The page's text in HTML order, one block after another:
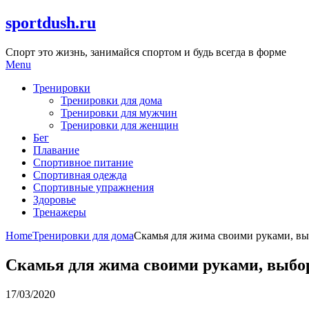
Skip
to
sportdush.ru
Спорт это жизнь, занимайся спортом и будь всегда в форме
Menu
Тренировки
Тренировки для дома
Тренировки для мужчин
Тренировки для женщин
Бег
Плавание
Спортивное питание
Спортивная одежда
Спортивные упражнения
Здоровье
Тренажеры
HomeТренировки для домаСкамья для жима своими руками,
Скамья для жима своими руками,
17/03/2020